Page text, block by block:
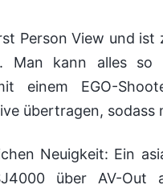
Person View und
Man kann alles
einem EGO-
übertragen, sodass
Neuigkeit: Ein
über AV-Out